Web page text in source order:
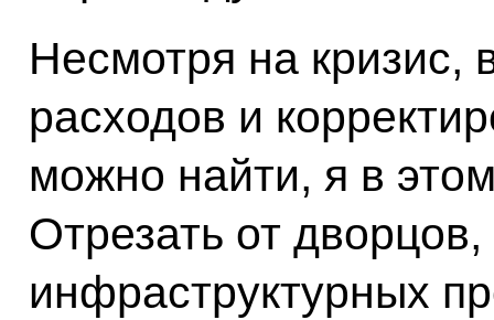
Несмотря на кризис,
расходов и
можно найти, я в
Отрезать от дворцов,
инфраструктурных